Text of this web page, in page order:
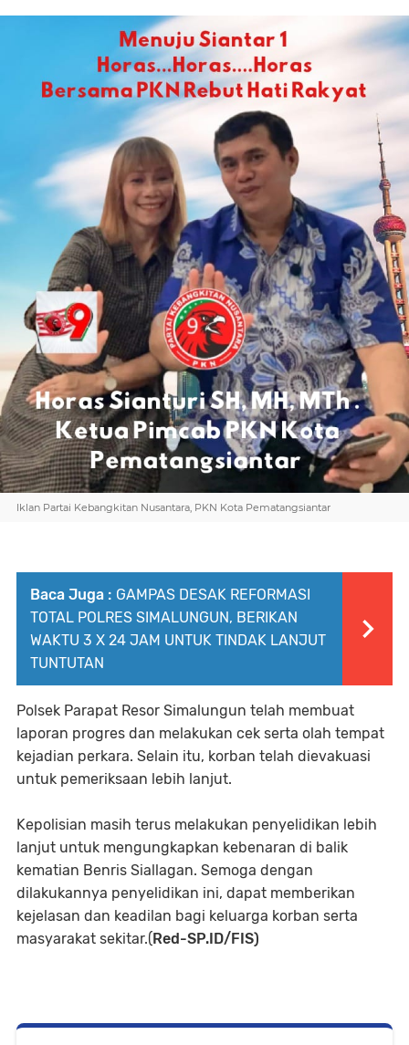
Iklan Partai Kebangkitan Nusantara, PKN Kota Pematangsiantar
Baca Juga : GAMPAS DESAK REFORMASI
TOTAL POLRES SIMALUNGUN, BERIKAN
WAKTU 3 X 24 JAM UNTUK TINDAK LANJUT
TUNTUTAN
Polsek Parapat Resor Simalungun telah membuat
laporan progres dan melakukan cek serta olah tempat
kejadian perkara. Selain itu, korban telah dievakuasi
untuk pemeriksaan lebih lanjut.
Kepolisian masih terus melakukan penyelidikan lebih
lanjut untuk mengungkapkan kebenaran di balik
kematian Benris Siallagan. Semoga dengan
dilakukannya penyelidikan ini, dapat memberikan
kejelasan dan keadilan bagi keluarga korban serta
masyarakat sekitar.(Red-SP.ID/FIS)